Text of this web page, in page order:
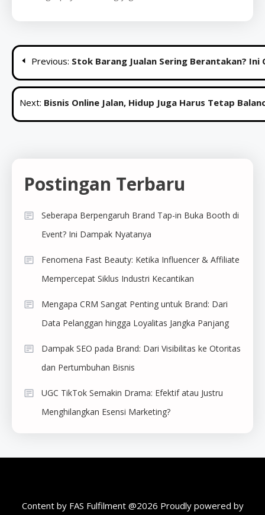
Post
navigation
Previous: Stok Barang Jualan Sering Berantakan? Ini
Next: Bisnis Online Jalan, Hidup Juga Harus Tetap
Postingan Terbaru
Seberapa Berpengaruh Brand Tap-in Buka Booth di
Event? Ini Dampak Nyatanya
Fenomena Fast Beauty: Ketika Influencer & Affiliate
Mempercepat Siklus Industri Kecantikan
Mengapa CRM Sangat Penting untuk Brand: Dari
Data Pelanggan hingga Loyalitas Jangka Panjang
Dampak SEO pada Brand: Dari Visibilitas ke Otoritas
dan Pertumbuhan Bisnis
UGC TikTok Semakin Drama: Efektif atau Justru
Menghilangkan Esensi Marketing?
Content by FAS Fulfilment @2026 Proudly powered by